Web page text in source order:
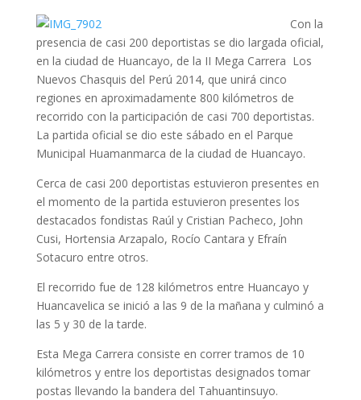
Con la
presencia de casi 200 deportistas se dio largada oficial,
en la ciudad de Huancayo, de la II Mega Carrera Los
Nuevos Chasquis del Perú 2014, que unirá cinco
regiones en aproximadamente 800 kilómetros de
recorrido con la participación de casi 700 deportistas.
La partida oficial se dio este sábado en el Parque
Municipal Huamanmarca de la ciudad de Huancayo.
Cerca de casi 200 deportistas estuvieron presentes en
el momento de la partida estuvieron presentes los
destacados fondistas Raúl y Cristian Pacheco, John
Cusi, Hortensia Arzapalo, Rocío Cantara y Efraín
Sotacuro entre otros.
El recorrido fue de 128 kilómetros entre Huancayo y
Huancavelica se inició a las 9 de la mañana y culminó a
las 5 y 30 de la tarde.
Esta Mega Carrera consiste en correr tramos de 10
kilómetros y entre los deportistas designados tomar
postas llevando la bandera del Tahuantinsuyo.